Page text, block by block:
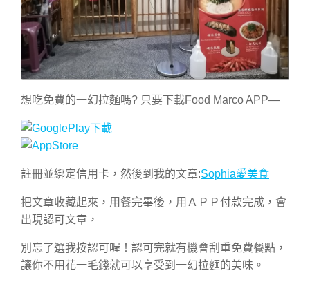
想吃免費的一幻拉麵嗎? 只要下載Food Marco APP—
註冊並綁定信用卡，然後到我的文章:Sophia愛美食
把文章收藏起來，用餐完畢後，用ＡＰＰ付款完成，會
出現認可文章，
別忘了選我按認可喔！認可完就有機會刮重免費餐點，
讓你不用花一毛錢就可以享受到一幻拉麵的美味。